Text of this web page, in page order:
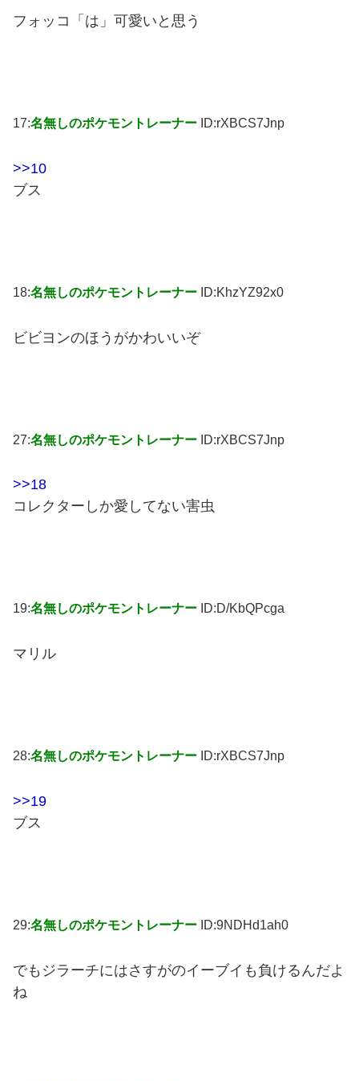
フォッコ「は」可愛いと思う
17:名無しのポケモントレーナー ID:rXBCS7Jnp
>>10
ブス
18:名無しのポケモントレーナー ID:KhzYZ92x0
ビビヨンのほうがかわいいぞ
27:名無しのポケモントレーナー ID:rXBCS7Jnp
>>18
コレクターしか愛してない害虫
19:名無しのポケモントレーナー ID:D/KbQPcga
マリル
28:名無しのポケモントレーナー ID:rXBCS7Jnp
>>19
ブス
29:名無しのポケモントレーナー ID:9NDHd1ah0
でもジラーチにはさすがのイーブイも負けるんだよ
ね